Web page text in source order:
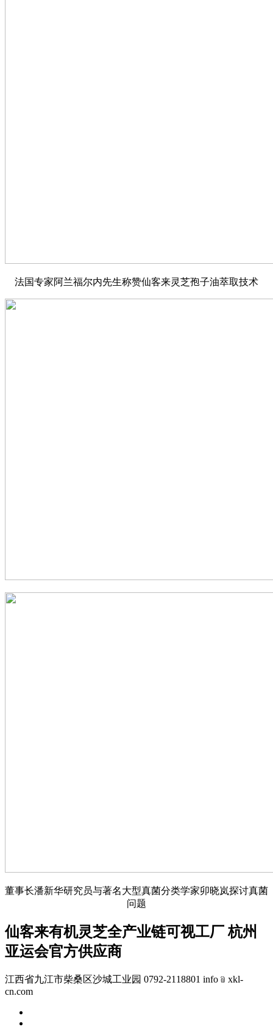
法国专家阿兰福尔内先生称赞仙客来灵芝孢子油萃取技术
董事长潘新华研究员与著名大型真菌分类学家卯晓岚探讨真菌
问题
仙客来有机灵芝全产业链可视工厂 杭州
亚运会官方供应商
江西省九江市柴桑区沙城工业园 0792-2118801 info﹫xkl-
cn.com